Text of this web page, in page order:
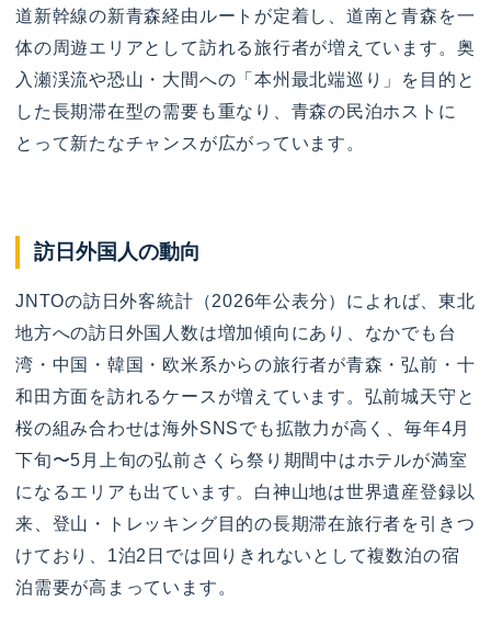
道新幹線の新青森経由ルートが定着し、道南と青森を一
体の周遊エリアとして訪れる旅行者が増えています。奥
入瀬渓流や恐山・大間への「本州最北端巡り」を目的と
した長期滞在型の需要も重なり、青森の民泊ホストに
とって新たなチャンスが広がっています。
訪日外国人の動向
JNTOの訪日外客統計（2026年公表分）によれば、東北
地方への訪日外国人数は増加傾向にあり、なかでも台
湾・中国・韓国・欧米系からの旅行者が青森・弘前・十
和田方面を訪れるケースが増えています。弘前城天守と
桜の組み合わせは海外SNSでも拡散力が高く、毎年4月
下旬〜5月上旬の弘前さくら祭り期間中はホテルが満室
になるエリアも出ています。白神山地は世界遺産登録以
来、登山・トレッキング目的の長期滞在旅行者を引きつ
けており、1泊2日では回りきれないとして複数泊の宿
泊需要が高まっています。